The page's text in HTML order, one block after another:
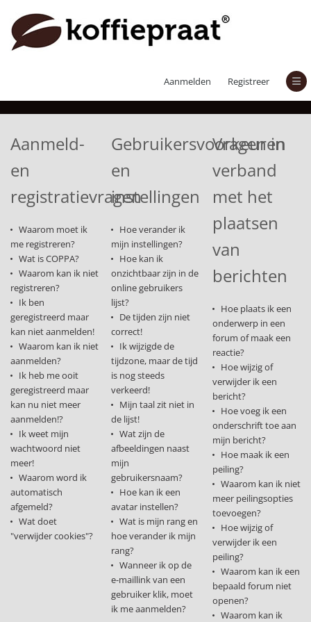
Aanmelden Registreer
Aanmeld-
en
registratievragen
Waarom moet ik
me registreren?
Wat is COPPA?
Waarom kan ik niet
registreren?
Ik ben
geregistreerd maar
kan niet aanmelden!
Waarom kan ik niet
aanmelden?
Ik heb me ooit
geregistreerd maar
kan nu niet meer
aanmelden!?
Ik weet mijn
wachtwoord niet
meer!
Waarom word ik
automatisch
afgemeld?
Wat doet
"verwijder cookies"?
Gebruikersvoorkeuren
en
instellingen
Hoe verander ik
mijn instellingen?
Hoe kan ik
onzichtbaar zijn in de
online gebruikers
lijst?
De tijden zijn niet
correct!
Ik wijzigde de
tijdzone, maar de tijd
is nog steeds
verkeerd!
Mijn taal zit niet in
de lijst!
Wat zijn de
afbeeldingen naast
mijn
gebruikersnaam?
Hoe kan ik een
avatar instellen?
Wat is mijn rang en
hoe verander ik mijn
rang?
Wanneer ik op de
e-maillink van een
gebruiker klik, moet
ik me aanmelden?
Vragen in
verband
met het
plaatsen
van
berichten
Hoe plaats ik een
onderwerp in een
forum of maak een
reactie?
Hoe wijzig of
verwijder ik een
bericht?
Hoe voeg ik een
onderschrift toe aan
mijn bericht?
Hoe maak ik een
peiling?
Waarom kan ik niet
meer peilingsopties
toevoegen?
Hoe wijzig of
verwijder ik een
peiling?
Waarom kan ik een
bepaald forum niet
openen?
Waarom kan ik